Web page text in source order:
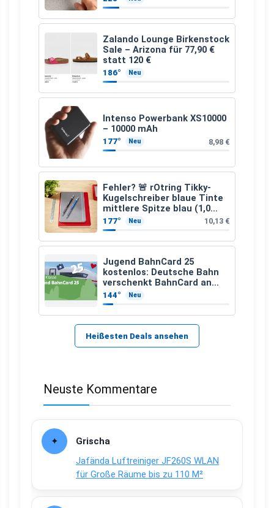
Zalando Lounge Birkenstock
Sale – Arizona für 77,90 €
statt 120 €
186° Neu
Intenso Powerbank XS10000
– 10000 mAh
177° Neu 8,98 €
Fehler? 🚨 rOtring Tikky-
Kugelschreiber blaue Tinte
mittlere Spitze blau (1,0
mm – 12 Stück)
177° Neu 10,13 €
Jugend BahnCard 25
kostenlos: Deutsche Bahn
verschenkt BahnCard an
Kinder und Jugendliche
144° Neu
Heißesten Deals ansehen
Neuste Kommentare
Grischa
Jafända Luftreiniger JF260S WLAN
für Große Räume bis zu 110 M²